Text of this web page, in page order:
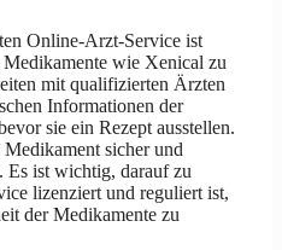
Online-Arzt-Service ist
wie Xenical zu
mit qualifizierten Ärzten
Informationen der
sie ein Rezept ausstellen.
Medikament sicher und
Es ist wichtig, darauf zu
lizenziert und reguliert ist,
der Medikamente zu